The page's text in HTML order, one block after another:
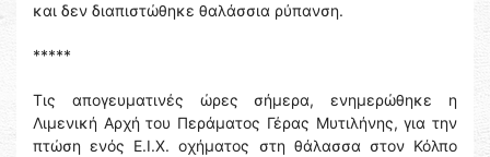
και δεν διαπιστώθηκε θαλάσσια ρύπανση.
*****
Τις απογευματινές ώρες σήμερα, ενημερώθηκε η
Λιμενική Αρχή του Περάματος Γέρας Μυτιλήνης, για την
πτώση ενός Ε.Ι.Χ. οχήματος στη θάλασσα στον Κόλπο